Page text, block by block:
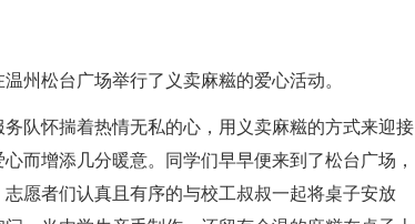
州松台广场举行了义卖麻糍的爱心活动。
队怀揣着热情无私的心，用义卖麻糍的方式来迎接
而增添几分暖意。同学们早早便来到了松台广场，
愿者们认真且有序的与校工叔叔一起将桌子安放